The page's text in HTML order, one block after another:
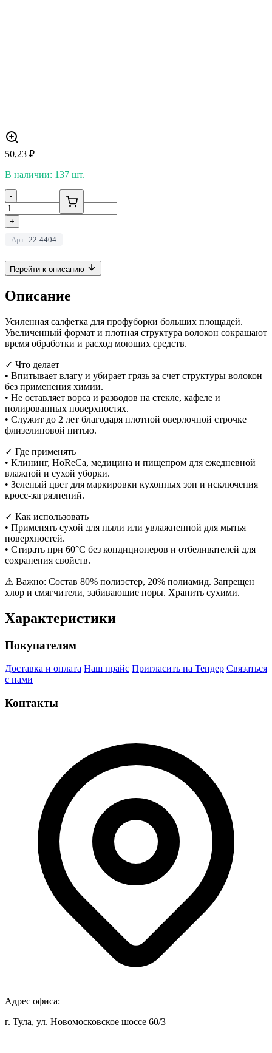
50,23 ₽
В наличии: 137 шт.
-
+
Арт: 22-4404
Перейти к описанию
Описание
Усиленная салфетка для профуборки больших площадей.
Увеличенный формат и плотная структура волокон сокращают
время обработки и расход моющих средств.
✓ Что делает
• Впитывает влагу и убирает грязь за счет структуры волокон
без применения химии.
• Не оставляет ворса и разводов на стекле, кафеле и
полированных поверхностях.
• Служит до 2 лет благодаря плотной оверлочной строчке
флизелиновой нитью.
✓ Где применять
• Клининг, HoReCa, медицина и пищепром для ежедневной
влажной и сухой уборки.
• Зеленый цвет для маркировки кухонных зон и исключения
кросс-загрязнений.
✓ Как использовать
• Применять сухой для пыли или увлажненной для мытья
поверхностей.
• Стирать при 60°C без кондиционеров и отбеливателей для
сохранения свойств.
⚠ Важно: Состав 80% полиэстер, 20% полиамид. Запрещен
хлор и смягчители, забивающие поры. Хранить сухими.
Характеристики
Покупателям
Доставка и оплата Наш прайс Пригласить на Тендер Связаться
с нами
Контакты
Адрес офиса:
г. Тула, ул. Новомосковское шоссе 60/3